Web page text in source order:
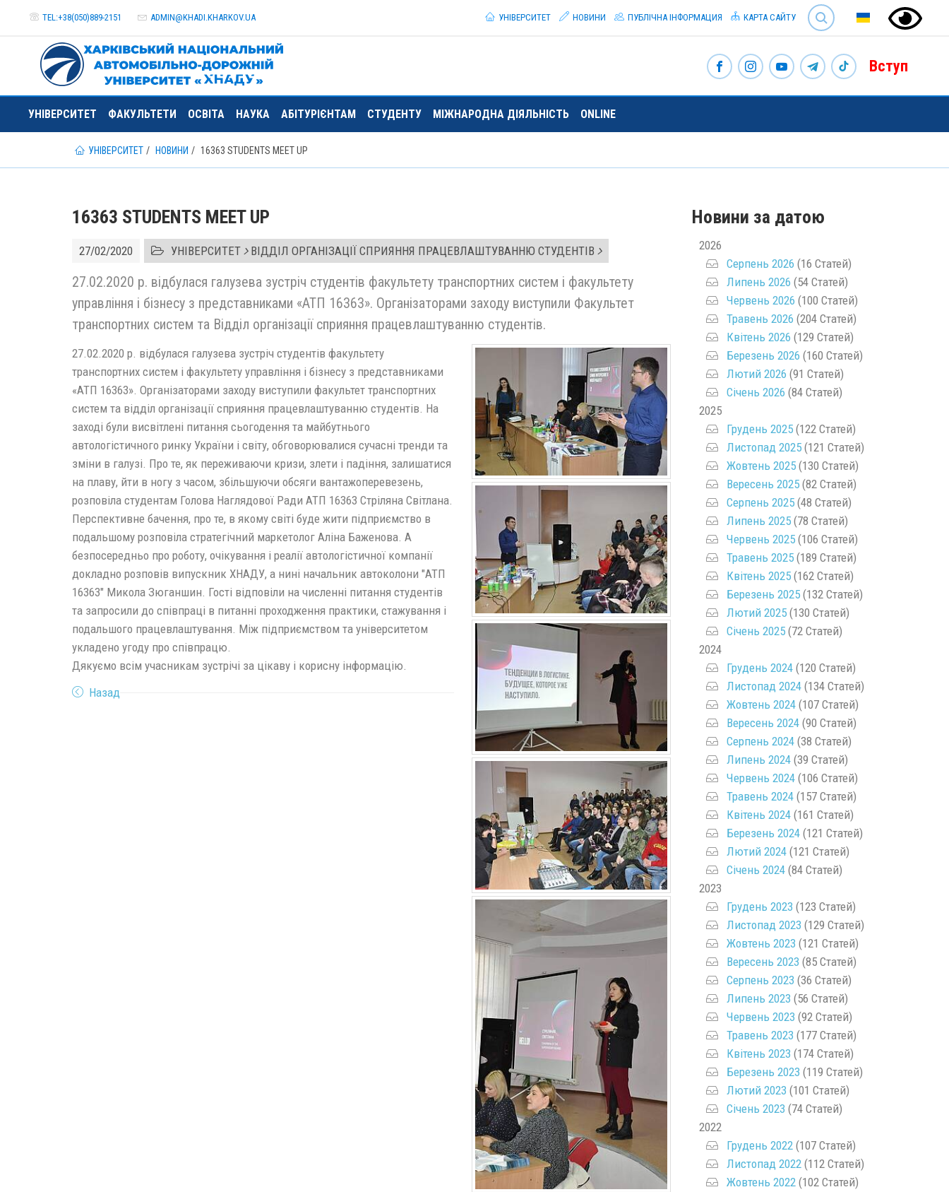
TEL:+38(050)889-2151 ADMIN@KHADI.KHARKOV.UA
SEARCH
УНІВЕРСИТЕТ
НОВИНИ ПУБЛІЧНА ІНФОРМАЦИЯ КАРТА САЙТУ
Вступ
УНІВЕРСИТЕТ ФАКУЛЬТЕТИ ОСВІТА НАУКА АБІТУРІЄНТАМ СТУДЕНТУ МІЖНАРОДНА ДІЯЛЬНІСТЬ ONLINE
УНІВЕРСИТЕТ НОВИНИ 16363 STUDENTS MEET UP
16363 STUDENTS MEET UP
27/02/2020 УНІВЕРСИТЕТ ВІДДІЛ ОРГАНІЗАЦІЇ СПРИЯННЯ ПРАЦЕВЛАШТУВАННЮ СТУДЕНТІВ
27.02.2020 р. відбулася галузева зустріч студентів факультету транспортних систем і факультету
управління і бізнесу з представниками «АТП 16363». Організаторами заходу виступили Факультет
транспортних систем та Відділ організації сприяння працевлаштуванню студентів.
27.02.2020 р. відбулася галузева зустріч студентів факультету
транспортних систем і факультету управління і бізнесу з представниками
«АТП 16363». Організаторами заходу виступили факультет транспортних
систем та відділ організації сприяння працевлаштуванню студентів. На
заході були висвітлені питання сьогодення та майбутнього
автологістичного ринку України і світу, обговорювалися сучасні тренди та
зміни в галузі. Про те, як переживаючи кризи, злети і падіння, залишатися
на плаву, йти в ногу з часом, збільшуючи обсяги вантажоперевезень,
розповіла студентам Голова Наглядової Ради АТП 16363 Стріляна Світлана.
Перспективне бачення, про те, в якому світі буде жити підприємство в
подальшому розповіла стратегічний маркетолог Аліна Баженова. А
безпосередньо про роботу, очікування і реалії автологістичної компанії
докладно розповів випускник ХНАДУ, а нині начальник автоколони "АТП
16363" Микола Зюганшин. Гості відповіли на численні питання студентів
та запросили до співпраці в питанні проходження практики, стажування і
подальшого працевлаштування. Між підприємством та університетом
укладено угоду про співпрацю.
Дякуємо всім учасникам зустрічі за цікаву і корисну інформацію.
Назад
Новини за датою
2026
Серпень 2026 (16 Статей)
Липень 2026 (54 Статей)
Червень 2026 (100 Статей)
Травень 2026 (204 Статей)
Квітень 2026 (129 Статей)
Березень 2026 (160 Статей)
Лютий 2026 (91 Статей)
Січень 2026 (84 Статей)
2025
Грудень 2025(122 Статей)
Листопад 2025(121 Статей)
Жовтень 2025(130 Статей)
Вересень 2025(82 Статей)
Серпень 2025(48 Статей)
Липень 2025(78 Статей)
Червень 2025(106 Статей)
Травень 2025(189 Статей)
Квітень 2025(162 Статей)
Березень 2025(132 Статей)
Лютий 2025(130 Статей)
Січень 2025(72 Статей)
2024
Грудень 2024(120 Статей)
Листопад 2024(134 Статей)
Жовтень 2024(107 Статей)
Вересень 2024(90 Статей)
Серпень 2024(38 Статей)
Липень 2024(39 Статей)
Червень 2024(106 Статей)
Травень 2024(157 Статей)
Квітень 2024(161 Статей)
Березень 2024(121 Статей)
Лютий 2024(121 Статей)
Січень 2024(84 Статей)
2023
Грудень 2023 (123 Статей)
Листопад 2023 (129 Статей)
Жовтень 2023 (121 Статей)
Вересень 2023 (85 Статей)
Серпень 2023 (36 Статей)
Липень 2023 (56 Статей)
Червень 2023 (92 Статей)
Травень 2023 (177 Статей)
Квітень 2023 (174 Статей)
Березень 2023 (119 Статей)
Лютий 2023 (101 Статей)
Січень 2023 (74 Статей)
2022
Грудень 2022(107 Статей)
Листопад 2022(112 Статей)
Жовтень 2022(102 Статей)